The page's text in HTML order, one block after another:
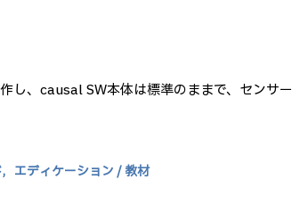
、causal SW本体は標準のままで、センサー
エディケーション / 教材